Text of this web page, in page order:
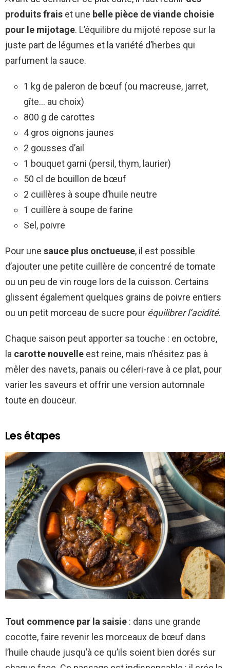
produits frais et une belle pièce de viande choisie
pour le mijotage. L’équilibre du mijoté repose sur la
juste part de légumes et la variété d’herbes qui
parfument la sauce.
1 kg de paleron de bœuf (ou macreuse, jarret,
gîte… au choix)
800 g de carottes
4 gros oignons jaunes
2 gousses d’ail
1 bouquet garni (persil, thym, laurier)
50 cl de bouillon de bœuf
2 cuillères à soupe d’huile neutre
1 cuillère à soupe de farine
Sel, poivre
Pour une sauce plus onctueuse, il est possible
d’ajouter une petite cuillère de concentré de tomate
ou un peu de vin rouge lors de la cuisson. Certains
glissent également quelques grains de poivre entiers
ou un petit morceau de sucre pour équilibrer l’acidité.
Chaque saison peut apporter sa touche : en octobre,
la carotte nouvelle est reine, mais n’hésitez pas à
mêler des navets, panais ou céleri-rave à ce plat, pour
varier les saveurs et offrir une version automnale
toute en douceur.
Les étapes
Tout commence par la saisie : dans une grande
cocotte, faire revenir les morceaux de bœuf dans
l’huile chaude jusqu’à ce qu’ils soient bien dorés sur